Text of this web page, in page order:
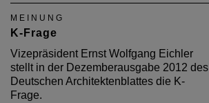
MEINUNG
K-Frage
Vizepräsident Ernst Wolfgang Eichler
stellt in der Dezemberausgabe 2012 des
Deutschen Architektenblattes die K-
Frage.